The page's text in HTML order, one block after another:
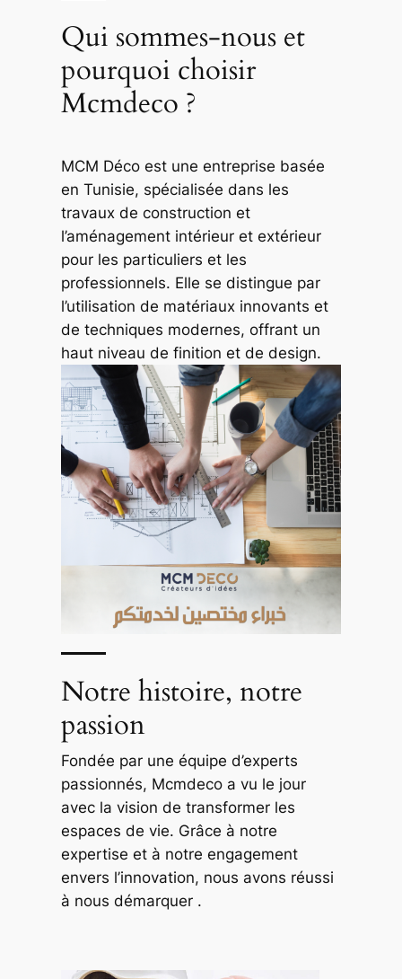
Qui sommes-nous et
pourquoi choisir
Mcmdeco ?
MCM Déco est une entreprise basée
en Tunisie, spécialisée dans les
travaux de construction et
l’aménagement intérieur et extérieur
pour les particuliers et les
professionnels. Elle se distingue par
l’utilisation de matériaux innovants et
de techniques modernes, offrant un
haut niveau de finition et de design.
Notre histoire, notre
passion
Fondée par une équipe d’experts
passionnés, Mcmdeco a vu le jour
avec la vision de transformer les
espaces de vie. Grâce à notre
expertise et à notre engagement
envers l’innovation, nous avons réussi
à nous démarquer .